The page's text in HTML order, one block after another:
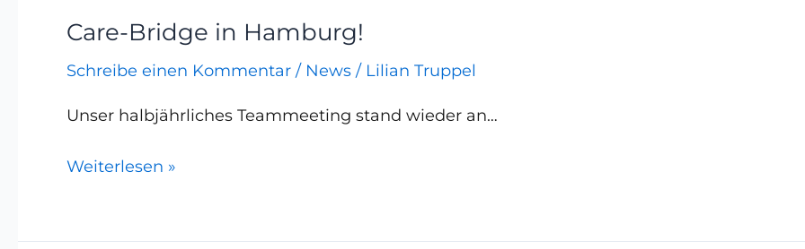
Care-Bridge in Hamburg!
Schreibe einen Kommentar / News / Lilian Truppel
Unser halbjährliches Teammeeting stand wieder an…
in
Hamburg!
Weiterlesen »